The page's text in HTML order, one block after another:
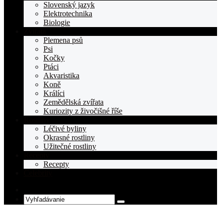
Slovenský jazyk
Elektrotechnika
Biologie
Plemena psů
Psi
Kočky
Ptáci
Akvaristika
Koně
Králíci
Zemědělská zvířata
Kuriozity z živočišné říše
Léčivé byliny
Okrasné rostliny
Užitečné rostliny
Recepty
Article
Vyhľadávanie